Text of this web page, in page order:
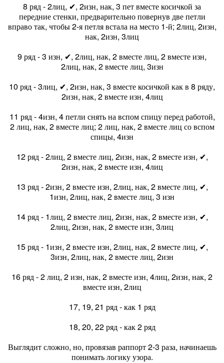
8 ряд - 2лиц, ✔, 2изн, нак, 3 пет вместе косичкой за
передние стенки, предварительно повернув две петли
вправо так, чтобы 2-я петля встала на место 1-й; 2лиц, 2изн,
нак, 2изн, 3лиц
9 ряд - 3 изн, ✔, 2лиц, нак, 2 вместе лиц, 2 вместе изн,
2лиц, нак, 2 вместе лиц, 3изн
10 ряд - 3лиц, ✔, 2изн, нак, 3 вместе косичкой как в 8 ряду,
2изн, нак, 2 вместе изн, 4лиц
11 ряд - 4изн, 4 петли снять на вспом спицу перед работой,
2 лиц, нак, 2 вместе лиц; 2 лиц, нак, 2 вместе лиц со вспом
спицы, 4изн
12 ряд - 2лиц, 2 вместе лиц, 2изн, нак, 2 вместе изн, ✔,
2изн, нак, 2 вместе изн, 4лиц
13 ряд - 2изн, 2 вместе изн, 2лиц, нак, 2 вместе лиц, ✔,
1изн, 2лиц, нак, 2 вместе лиц, 3 изн
14 ряд - 1лиц, 2 вместе лиц, 2изн, нак, 2 вместе изн, ✔,
2лиц, 2изн, нак, 2 вместе изн, 3лиц
15 ряд - 1изн, 2 вместе изн, 2лиц, нак, 2 вместе лиц, ✔,
3изн, 2лиц, нак, 2 вместе лиц, 2изн
16 ряд - 2 лиц, 2 изн, нак, 2 вместе изн, 4лиц, 2изн, нак, 2
вместе изн, 2лиц
17, 19, 21 ряд - как 1 ряд
18, 20, 22 ряд - как 2 ряд
Выглядит сложно, но, провязав раппорт 2-3 раза, начинаешь
понимать логику узора.